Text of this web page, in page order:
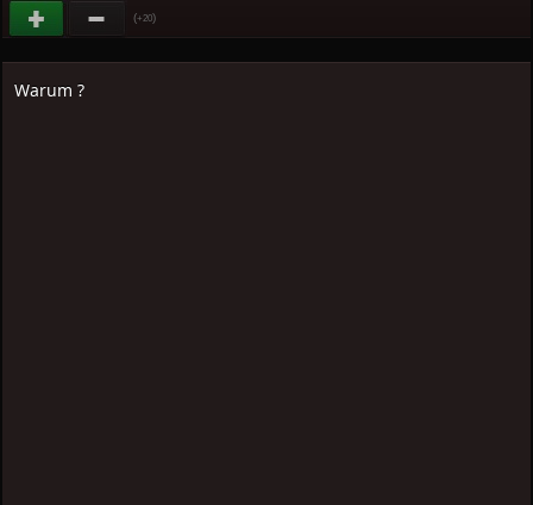
(+20)
Warum ?